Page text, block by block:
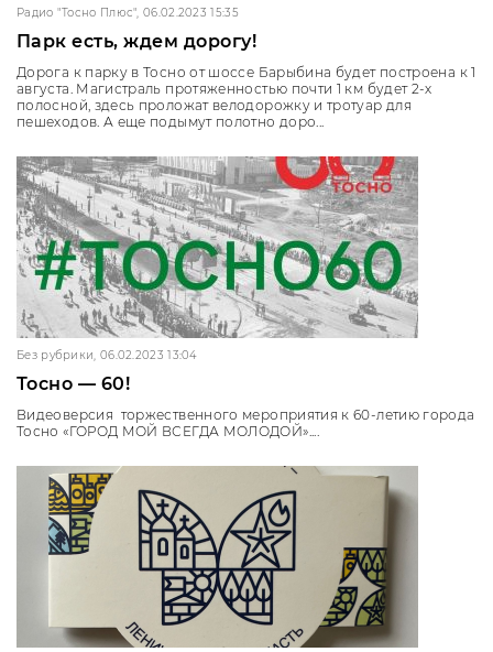
Радио "Тосно Плюс", 06.02.2023 15:35
Парк есть, ждем дорогу!
Дорога к парку в Тосно от шоссе Барыбина будет построена к 1
августа. Магистраль протяженностью почти 1 км будет 2-х
полосной, здесь проложат велодорожку и тротуар для
пешеходов. А еще подымут полотно доро...
Без рубрики, 06.02.2023 13:04
Тосно — 60!
Видеоверсия торжественного мероприятия к 60-летию города
Тосно «ГОРОД МОЙ ВСЕГДА МОЛОДОЙ»....